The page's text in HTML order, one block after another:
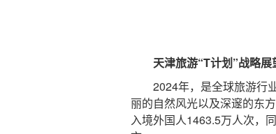
天津旅游“T计划”战略展
2024年，是全球旅游行业
丽的自然风光以及深邃的东
入境外国人1463.5万人次，